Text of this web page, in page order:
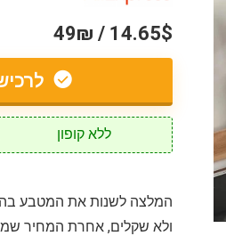
14.65$ / 49₪
ללא קופון
המלצה לשנות את המטבע